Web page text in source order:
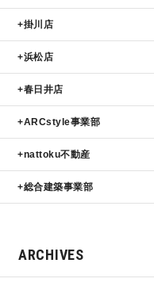
掛川店
浜松店
春日井店
ARCstyle事業部
nattoku不動産
総合建築事業部
ARCHIVES